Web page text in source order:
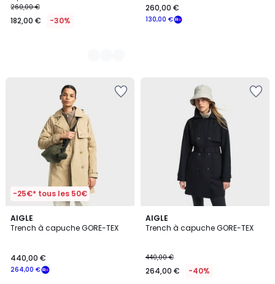
260,00 €
182,00 € -30% 130,00 €
260,00 €
-25€* tous les 50€
AIGLE
Trench à capuche GORE-TEX
264,00 €
440,00 €
AIGLE
Trench à capuche GORE-TEX
440,00 €
264,00 € -40%
2
Couleurs